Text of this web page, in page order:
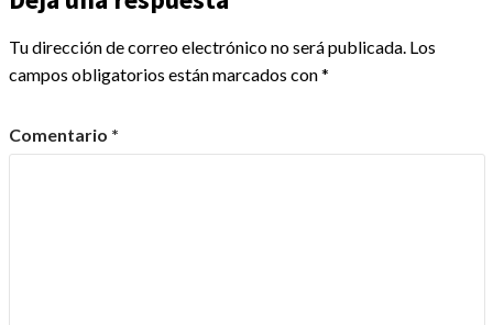
Tu dirección de correo electrónico no será publicada. Los
campos obligatorios están marcados con*
Comentario *